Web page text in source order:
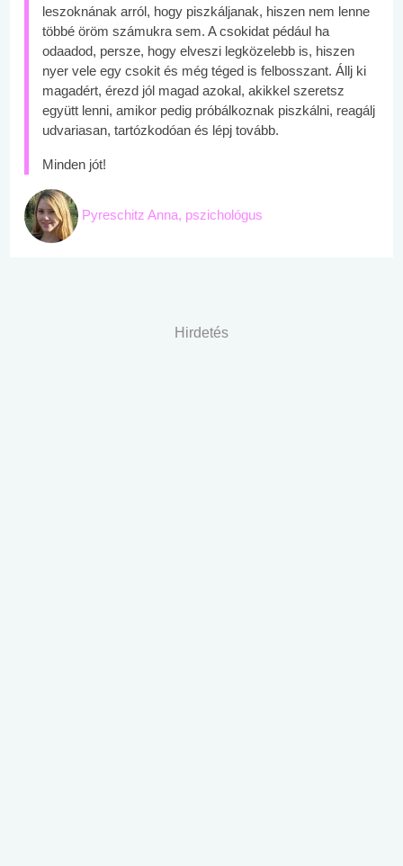
leszoknának arról, hogy piszkáljanak, hiszen nem lenne
többé öröm számukra sem. A csokidat pédául ha
odaadod, persze, hogy elveszi legközelebb is, hiszen
nyer vele egy csokit és még téged is felbosszant. Állj ki
magadért, érezd jól magad azokal, akikkel szeretsz
együtt lenni, amikor pedig próbálkoznak piszkálni, reagálj
udvariasan, tartózkodóan és lépj tovább.
Minden jót!
Pyreschitz Anna, pszichológus
Hirdetés